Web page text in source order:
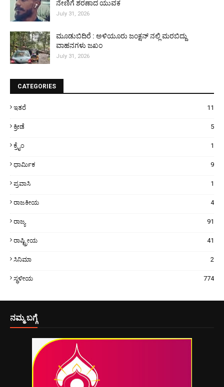
ನೇಣಿಗೆ ಶರಣಾದ ಯುವಕ
July 31, 2026
ಮೂಡುಬಿದಿರೆ : ಅಳಿಯೂರು ಜಂಕ್ಷನ್ ನಲ್ಲಿ ಮರಬಿದ್ದು
ವಾಹನಗಳು ಜಖಂ
July 31, 2026
CATEGORIES
ಇತರೆ 11
ಕ್ರೀಡೆ 5
ಕ್ರೈಂ 1
ಧಾರ್ಮಿಕ 9
ಪ್ರವಾಸಿ 1
ರಾಜಕೀಯ 4
ರಾಜ್ಯ 91
ರಾಷ್ಟ್ರೀಯ 41
ಸಿನಿಮಾ 2
ಸ್ಥಳೀಯ 774
ನಮ್ಮ ಬಗ್ಗೆ